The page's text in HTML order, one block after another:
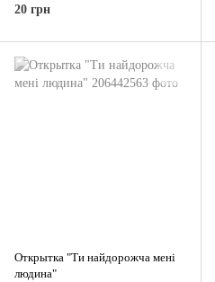
20 грн
Открытка "Ти найдорожча мені
людина"